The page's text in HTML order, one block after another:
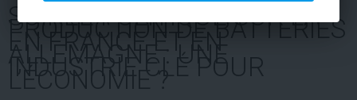
SOIRÉE POLITIQUE SUR LA
PRODUCTION DE BATTERIES
EN FRANCE ET EN
ALLEMAGNE : UNE
INDUSTRIE CLÉ POUR
L’ÉCONOMIE ?